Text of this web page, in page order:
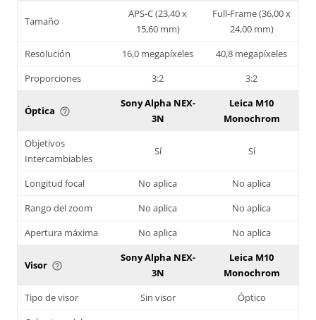
Tamaño
APS-C (23,40 x
15,60 mm)
Full-Frame (36,00 x
24,00 mm)
Resolución
16,0 megapíxeles
40,8 megapíxeles
Proporciones
3:2 3:2
Óptica help_outline
Sony Alpha NEX-
3N
Leica M10
Monochrom
Objetivos
Intercambiables
Sí Sí
Longitud focal No aplica
No aplica
Rango del zoom
No aplica
No aplica
Apertura máxima
No aplica No aplica
Visor help_outline
Sony Alpha NEX-
3N
Leica M10
Monochrom
Tipo de visor
Sin visor
Óptico